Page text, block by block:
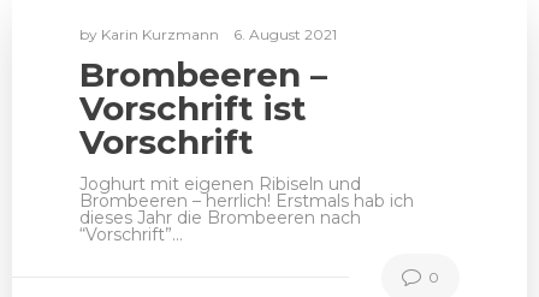
by Karin Kurzmann 6. August 2021
Brombeeren –
Vorschrift ist
Vorschrift
Joghurt mit eigenen Ribiseln und
Brombeeren – herrlich! Erstmals hab ich
dieses Jahr die Brombeeren nach
“Vorschrift”…
0